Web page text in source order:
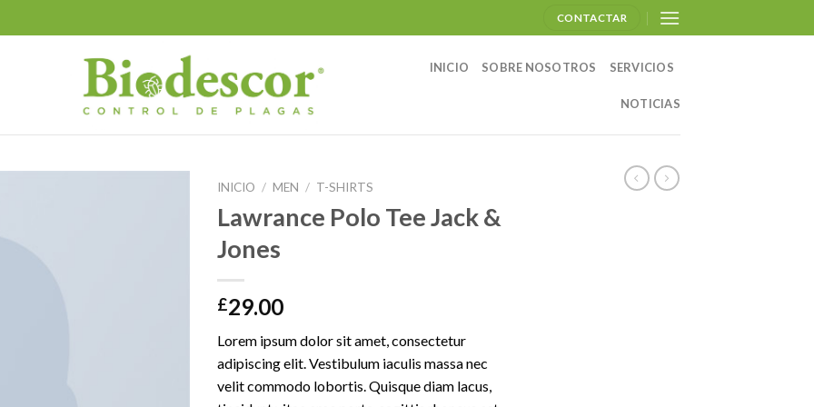
CONTACTAR
INICIO SOBRE NOSOTROS SERVICIOS
NOTICIAS
INICIO / MEN / T-SHIRTS
Lawrance Polo Tee Jack &
Jones
£29.00
Lorem ipsum dolor sit amet, consectetur
adipiscing elit. Vestibulum iaculis massa nec
velit commodo lobortis. Quisque diam lacus,